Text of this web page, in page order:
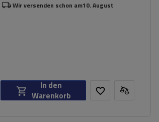
Wir versenden schon am10. August
In den
Warenkorb